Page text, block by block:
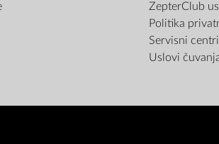
ZepterClub
Politika
Servisni centri
Uslovi